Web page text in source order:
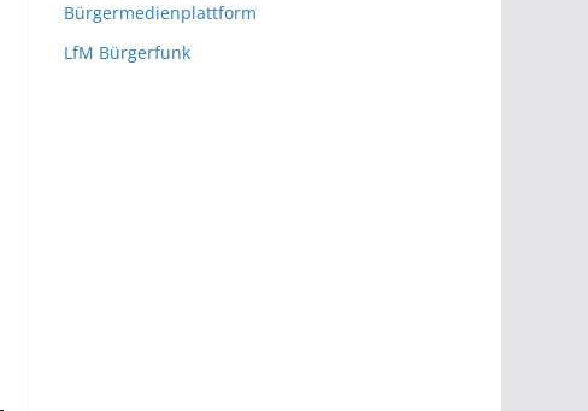
Bürgermedienplattform
LfM Bürgerfunk